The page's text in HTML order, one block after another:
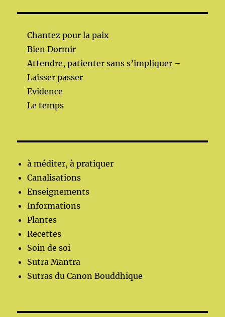
Chantez pour la paix
Bien Dormir
Attendre, patienter sans s’impliquer –
Laisser passer
Evidence
Le temps
à méditer, à pratiquer
Canalisations
Enseignements
Informations
Plantes
Recettes
Soin de soi
Sutra Mantra
Sutras du Canon Bouddhique